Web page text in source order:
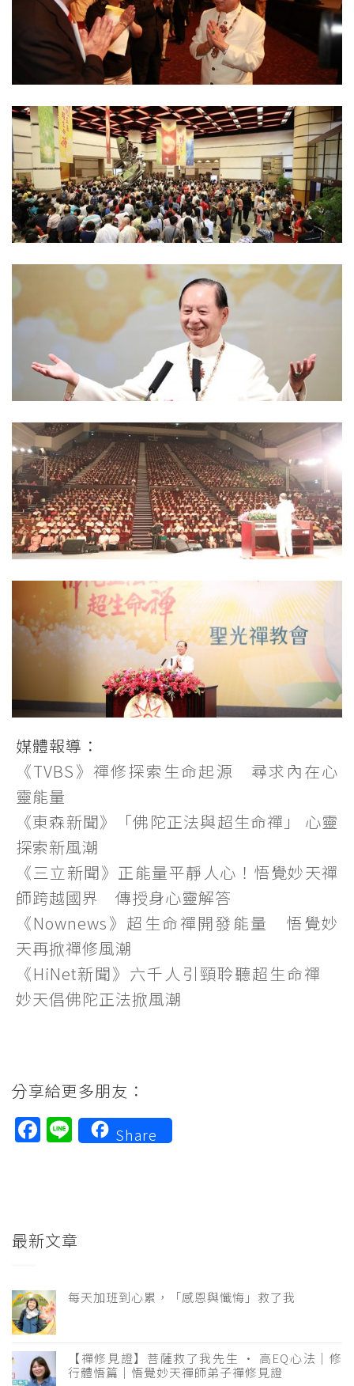
院長鍾榮吉、前立委丁守中、台北市總工會理事長蔡宏駿、民
國黨主席徐欣瑩等諸位嘉賓出席。
齡
演講
媒體報導：
《TVBS》禪修探索生命起源 尋求內在心
靈能量
《東森新聞》「佛陀正法與超生命禪」 心靈
探索新風潮
《三立新聞》正能量平靜人心！悟覺妙天禪
師跨越國界 傳授身心靈解答
《Nownews》超生命禪開發能量 悟覺妙
天再掀禪修風潮
《HiNet新聞》六千人引頸聆聽超生命禪
妙天倡佛陀正法掀風潮
分享給更多朋友：
Facebook
LineShare
最新文章
每天加班到心累，「感恩與懺悔」救了我
【禪修見證】菩薩救了我先生 · 高EQ心法｜修
行體悟篇｜悟覺妙天禪師弟子禪修見證